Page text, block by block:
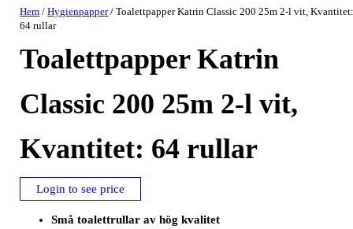
Hem /Hygienpapper/ Toalettpapper Katrin Classic 200 25m 2-l vit,
64 rullar
Toalettpapper Katrin
Classic 200 25m 2-l vit,
Kvantitet: 64 rullar
Login to see price
Små toalettrullar av hög kvalitet